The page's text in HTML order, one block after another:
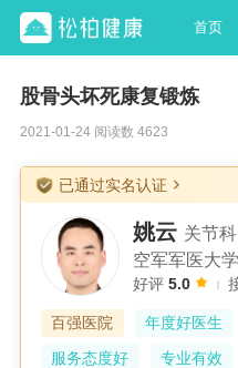
首页
股骨头坏死康复锻炼
2021-01-24 阅读数 4623
已通过实名认证
姚云 关节科
空军军医大
好评5.0
百强医院 年度好医生
服务态度好
专业有效